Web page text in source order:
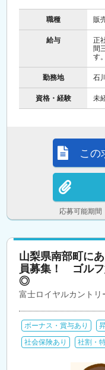
職種 販
給与
正
間
す。
勤務地 石
資格・経験 未
応募可能期
この
山梨県南部町に
員募集！ ゴルフ
◎
富士ロイヤルカントリ
ボーナス・賞与あり
社会保険あり
社割・